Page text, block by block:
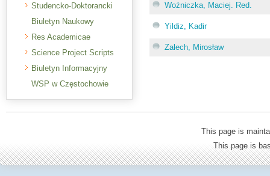
Studencko-Doktorancki
Biuletyn Naukowy
Res Academicae
Science Project Scripts
Biuletyn Informacyjny
WSP w Częstochowie
Woźniczka, Maciej. Red.
Yildiz, Kadir
Zalech, Mirosław
This page is
This page is